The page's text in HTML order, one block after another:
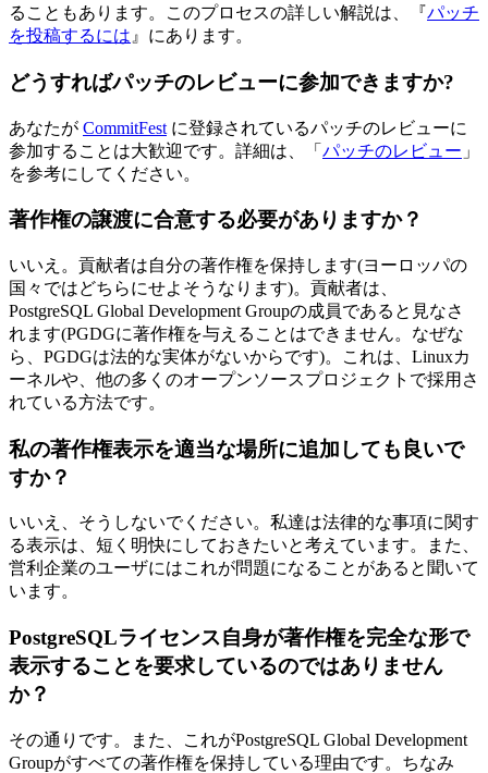
ることもあります。このプロセスの詳しい解説は、『パッチ
を投稿するには 』にあります。
どうすればパッチのレビューに参加できますか?
あなたが CommitFest に登録されているパッチのレビューに
参加することは大歓迎です。詳細は、「 パッチのレビュー 」
を参考にしてください。
著作権の譲渡に合意する必要がありますか？
いいえ。貢献者は自分の著作権を保持します(ヨーロッパの
国々ではどちらにせよそうなります)。貢献者は、
PostgreSQL Global Development Groupの成員であると見なさ
れます(PGDGに著作権を与えることはできません。なぜな
ら、PGDGは法的な実体がないからです)。これは、Linuxカ
ーネルや、他の多くのオープンソースプロジェクトで採用さ
れている方法です。
私の著作権表示を適当な場所に追加しても良いで
すか？
いいえ、そうしないでください。私達は法律的な事項に関す
る表示は、短く明快にしておきたいと考えています。また、
営利企業のユーザにはこれが問題になることがあると聞いて
います。
PostgreSQLライセンス自身が著作権を完全な形で
表示することを要求しているのではありません
か？
その通りです。また、これがPostgreSQL Global Development
Groupがすべての著作権を保持している理由です。ちなみ